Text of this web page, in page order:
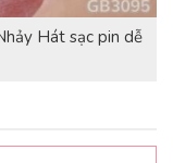
Hát sạc pin dễ